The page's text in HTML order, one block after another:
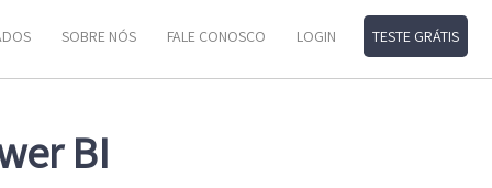
SOBRE NÓS FALE CONOSCO LOGIN TESTE GRÁTIS
BI